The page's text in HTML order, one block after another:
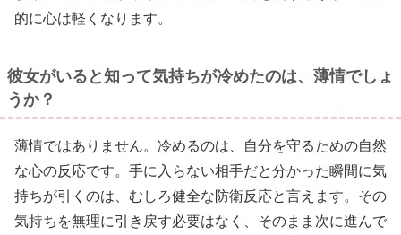
的に心は軽くなります。
彼女がいると知って気持ちが冷めたのは、薄情でしょ
うか？
薄情ではありません。冷めるのは、自分を守るための自然
な心の反応です。手に入らない相手だと分かった瞬間に気
持ちが引くのは、むしろ健全な防衛反応と言えます。その
気持ちを無理に引き戻す必要はなく、そのまま次に進んで